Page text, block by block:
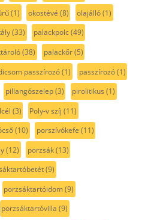
(1) okostévé (8) olajálló(1)
(33) palackpolc(49)
(38) palackőr(5)
passzírozó(1) passzírozó(1)
pillangószelep(3) pirolitikus (1)
(3) Poly-v szíj (11)
(10) porszívókefe (11)
(12) porzsák(13)
(9)
porzsáktartóidom(9)
porzsáktartóvilla (9)